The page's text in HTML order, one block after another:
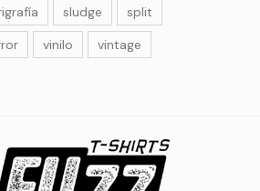
sludge
split
vinilo vintage